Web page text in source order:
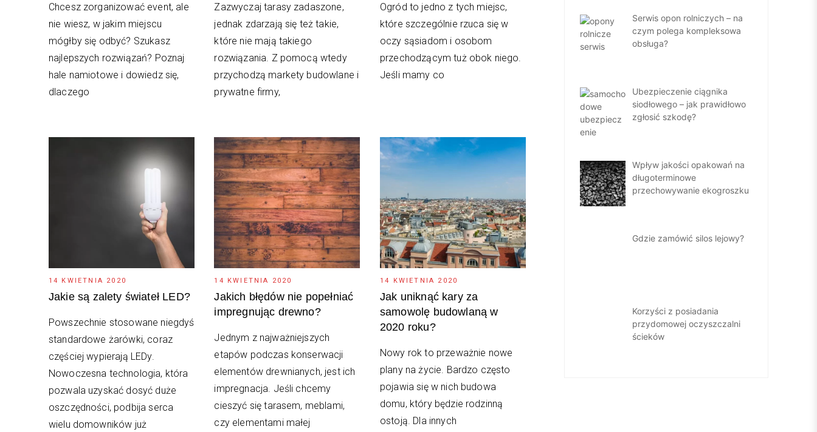
Chcesz zorganizować event, ale
nie wiesz, w jakim miejscu
mógłby się odbyć? Szukasz
najlepszych rozwiązań? Poznaj
hale namiotowe i dowiedz się,
dlaczego
Zazwyczaj tarasy zadaszone,
jednak zdarzają się też takie,
które nie mają takiego
rozwiązania. Z pomocą wtedy
przychodzą markety budowlane i
prywatne firmy,
Ogród to jedno z tych miejsc,
które szczególnie rzuca się w
oczy sąsiadom i osobom
przechodzącym tuż obok niego.
Jeśli mamy co
14 KWIETNIA 2020
Jakie są zalety świateł LED?
Powszechnie stosowane niegdyś
standardowe żarówki, coraz
częściej wypierają LEDy.
Nowoczesna technologia, która
pozwala uzyskać dosyć duże
oszczędności, podbija serca
wielu domowników już
14 KWIETNIA 2020
Jakich błędów nie popełniać
impregnując drewno?
Jednym z najważniejszych
etapów podczas konserwacji
elementów drewnianych, jest ich
impregnacja. Jeśli chcemy
cieszyć się tarasem, meblami,
czy elementami małej
14 KWIETNIA 2020
Jak uniknąć kary za
samowolę budowlaną w
2020 roku?
Nowy rok to przeważnie nowe
plany na życie. Bardzo często
pojawia się w nich budowa
domu, który będzie rodzinną
ostoją. Dla innych
Serwis opon rolniczych – na
czym polega kompleksowa
obsługa?
Ubezpieczenie ciągnika
siodłowego – jak prawidłowo
zgłosić szkodę?
Wpływ jakości opakowań na
długoterminowe
przechowywanie ekogroszku
Gdzie zamówić silos lejowy?
Korzyści z posiadania
przydomowej oczyszczalni
ścieków